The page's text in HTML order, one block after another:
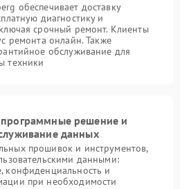
обеспечивает доставку
диагностику и
срочный ремонт. Клиенты
ремонта онлайн. Также
обслуживание для
техники
решение и
данных
прошивок и инструментов,
данными:
конфиденциальность и
при необходимости